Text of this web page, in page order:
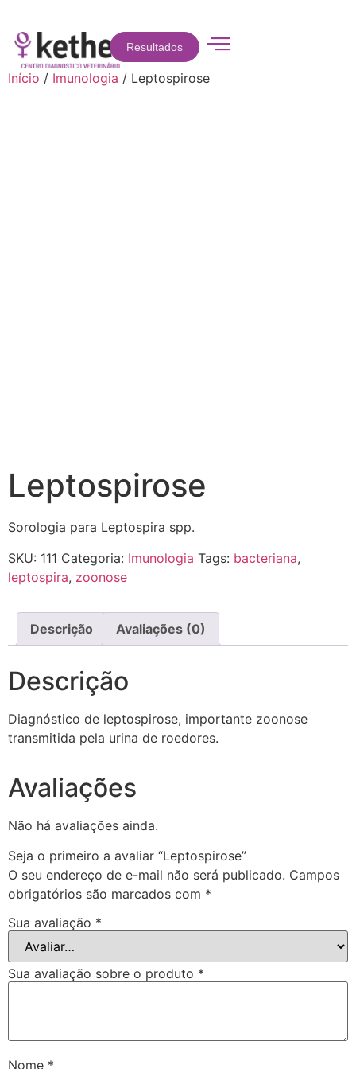
Resultados
Início / Imunologia / Leptospirose
Leptospirose
Sorologia para Leptospira spp.
SKU: 111 Categoria: Imunologia Tags: bacteriana,
leptospira, zoonose
Descrição Avaliações (0)
Descrição
Diagnóstico de leptospirose, importante zoonose
transmitida pela urina de roedores.
Avaliações
Não há avaliações ainda.
Seja o primeiro a avaliar “Leptospirose”
O seu endereço de e-mail não será publicado. Campos
obrigatórios são marcados com *
Sua avaliação *
Sua avaliação sobre o produto *
Nome *